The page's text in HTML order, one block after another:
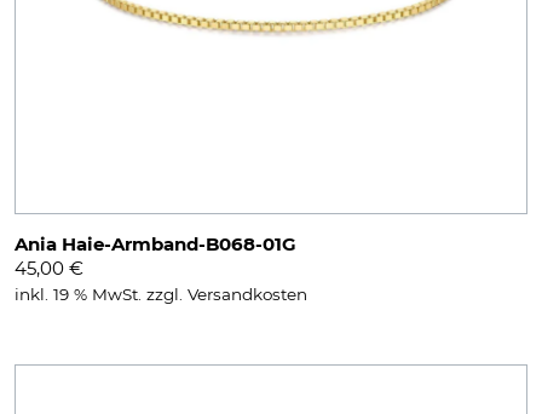
Ania Haie-Armband-B068-01G
45,00 €
inkl. 19 % MwSt. zzgl. Versandkosten